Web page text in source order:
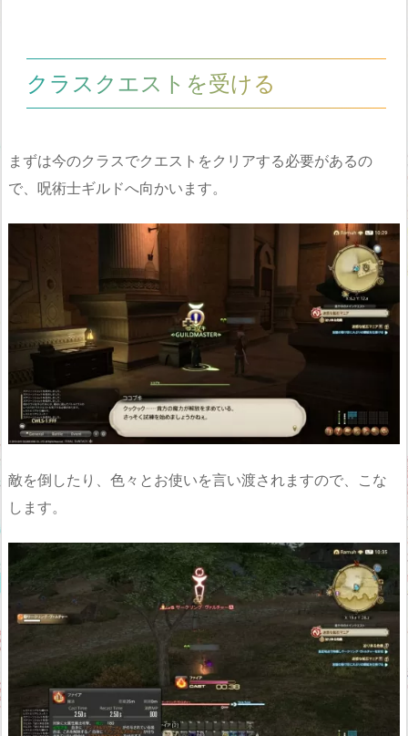
クラスクエストを受ける
まずは今のクラスでクエストをクリアする必要があるの
で、呪術士ギルドへ向かいます。
敵を倒したり、色々とお使いを言い渡されますので、こな
します。